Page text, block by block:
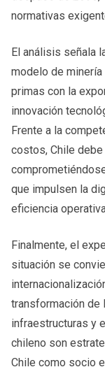
normativas
El análisis señala
modelo de
primas con la
innovación
Frente a la
costos, Chile
que impulsen la
eficiencia
Finalmente, el
situación se
transformación de
infraestructuras y
chileno son
Chile como socio